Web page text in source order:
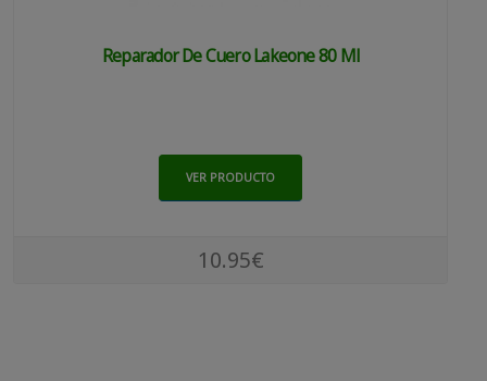
Reparador De Cuero Lakeone 80 Ml
VER PRODUCTO
10.95€